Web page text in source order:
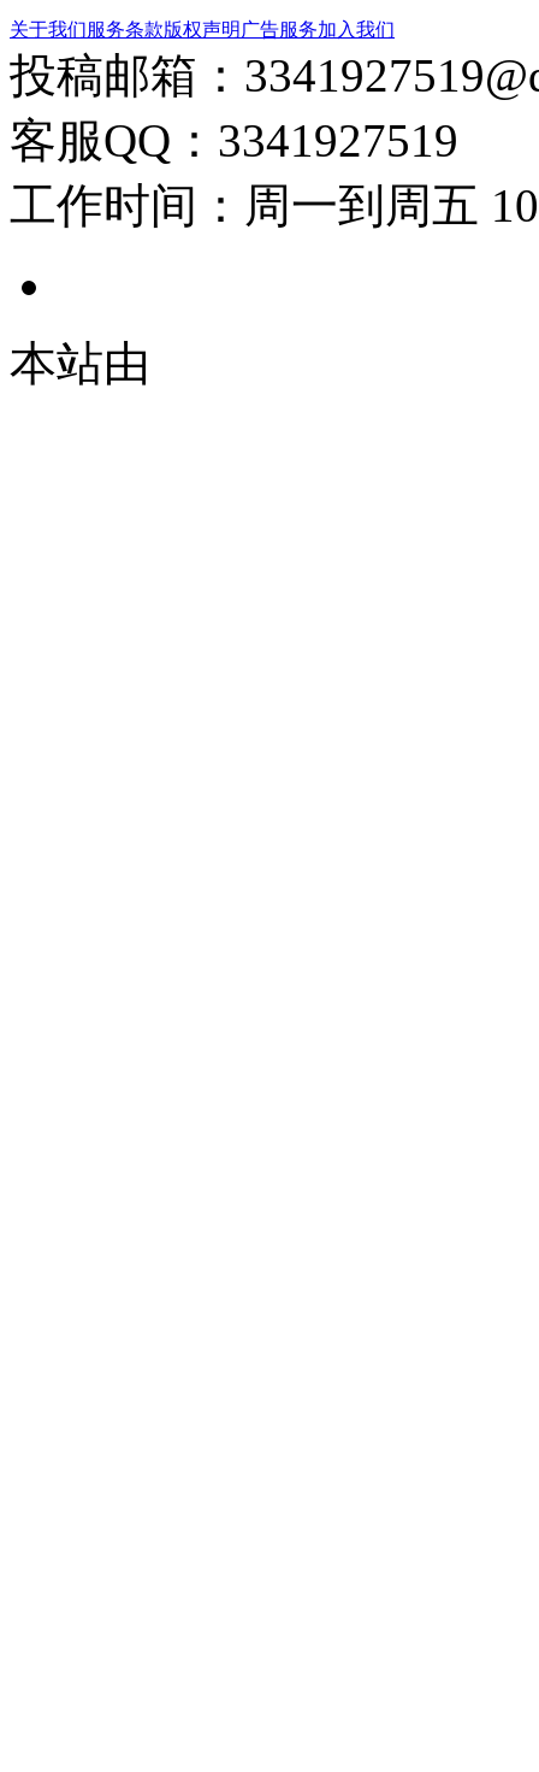
关于我们服务条款版权声明 广告服务加入我们
投稿邮箱：
客服QQ：3341927519
工作时间：周一到周五
本站由